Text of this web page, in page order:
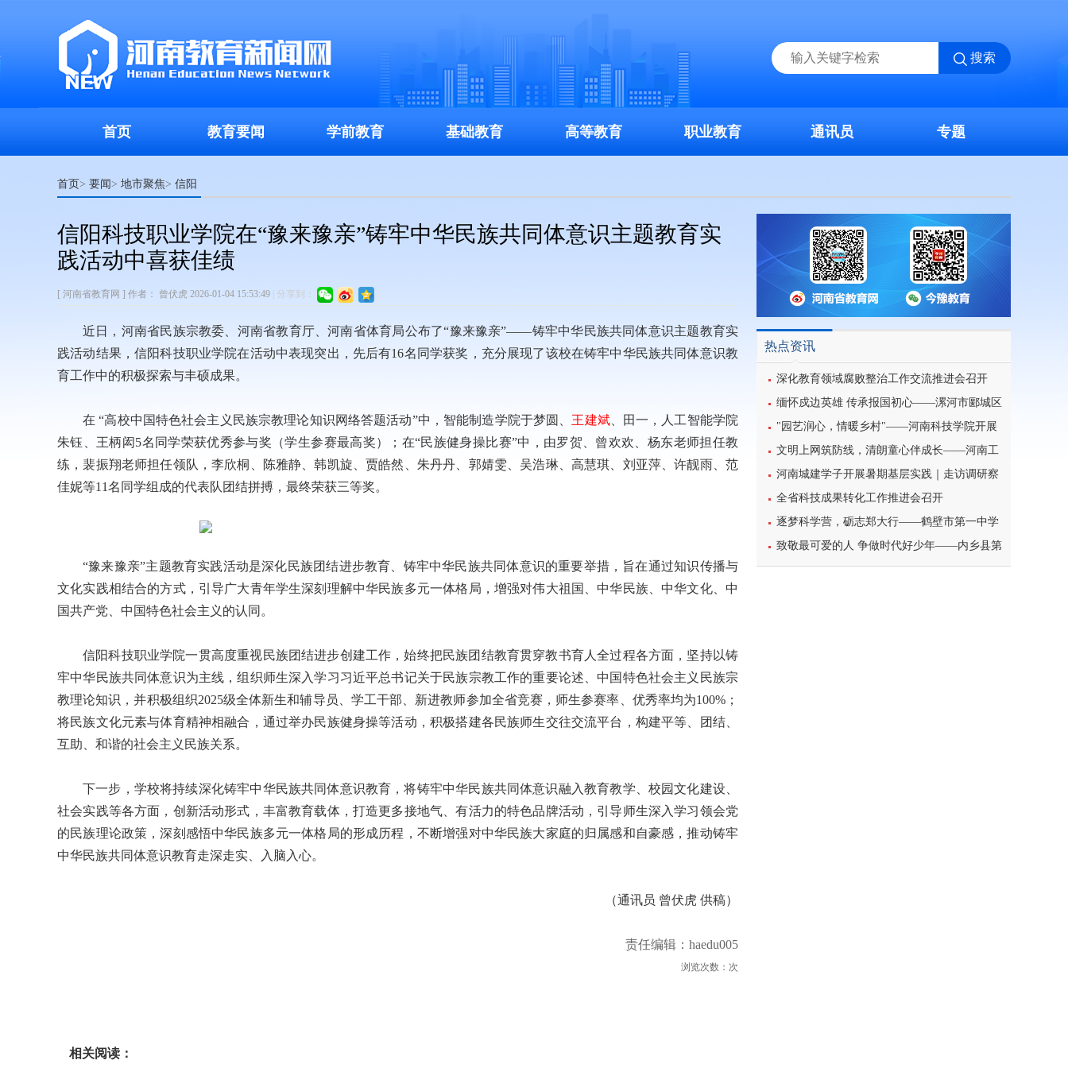
搜索
首页 教育要闻 学前教育 基础教育 高等教育 职业教育 通讯员 专题
首页> 要闻> 地市聚焦> 信阳
热点资讯
深化教育领域腐败整治工作交流推进会召开
缅怀戍边英雄 传承报国初心——漯河市郾城区
东街小学开展八一建军节主题特色教育活动
"园艺润心，情暖乡村"——河南科技学院开展
暑期三下乡心理健康宣讲活动
文明上网筑防线，清朗童心伴成长——河南工
业大学北斗星筑梦志愿服务团队开展科普主题实
践课堂
河南城建学子开展暑期基层实践｜走访调研察
民情，反诈宣传护平安
全省科技成果转化工作推进会召开
逐梦科学营，砺志郑大行——鹤壁市第一中学
学子参加2026年郑州大学高校科学营研学之旅纪
实
致敬最可爱的人 争做时代好少年——内乡县第
一小学开展暑期“八一”建军节主题实践活动
信阳科技职业学院在“豫来豫亲”铸牢中华民族共同体意识主题教育实
践活动中喜获佳绩
[ 河南省教育网 ] 作者： 曾伏虎 2026-01-04 15:53:49 分享到：
近日，河南省民族宗教委、河南省教育厅、河南省体育局公布了“豫来豫亲”——铸牢中华民族共同体意识主题教育实
践活动结果，信阳科技职业学院在活动中表现突出，先后有16名同学获奖，充分展现了该校在铸牢中华民族共同体意识教
育工作中的积极探索与丰硕成果。
在 “高校中国特色社会主义民族宗教理论知识网络答题活动”中，智能制造学院于梦圆、 王建斌、田一，人工智能学院
朱钰、王柄闳5名同学荣获优秀参与奖（学生参赛最高奖）；在“民族健身操比赛”中，由罗贺、曾欢欢、杨东老师担任教
练，裴振翔老师担任领队，李欣桐、陈雅静、韩凯旋、贾皓然、朱丹丹、郭婧雯、吴浩琳、高慧琪、刘亚萍、许靓雨、范
佳妮等11名同学组成的代表队团结拼搏，最终荣获三等奖。
“豫来豫亲”主题教育实践活动是深化民族团结进步教育、铸牢中华民族共同体意识的重要举措，旨在通过知识传播与
文化实践相结合的方式，引导广大青年学生深刻理解中华民族多元一体格局，增强对伟大祖国、中华民族、中华文化、中
国共产党、中国特色社会主义的认同。
信阳科技职业学院一贯高度重视民族团结进步创建工作，始终把民族团结教育贯穿教书育人全过程各方面，坚持以铸
牢中华民族共同体意识为主线，组织师生深入学习习近平总书记关于民族宗教工作的重要论述、中国特色社会主义民族宗
教理论知识，并积极组织2025级全体新生和辅导员、学工干部、新进教师参加全省竞赛，师生参赛率、优秀率均为100%；
将民族文化元素与体育精神相融合，通过举办民族健身操等活动，积极搭建各民族师生交往交流平台，构建平等、团结、
互助、和谐的社会主义民族关系。
下一步，学校将持续深化铸牢中华民族共同体意识教育，将铸牢中华民族共同体意识融入教育教学、校园文化建设、
社会实践等各方面，创新活动形式，丰富教育载体，打造更多接地气、有活力的特色品牌活动，引导师生深入学习领会党
的民族理论政策，深刻感悟中华民族多元一体格局的形成历程，不断增强对中华民族大家庭的归属感和自豪感，推动铸牢
中华民族共同体意识教育走深走实、入脑入心。
（通讯员 曾伏虎 供稿）
责任编辑：haedu005
浏览次数： 次
相关阅读：